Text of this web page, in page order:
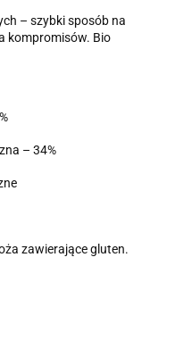
– szybki sposób na
kompromisów. Bio
– 34%
zawierające gluten.